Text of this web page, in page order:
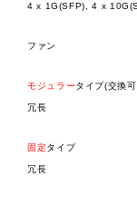
4 x 1G(SFP), 4 x
ファン
モジュラータイプ(交換
冗長
固定タイプ
冗長